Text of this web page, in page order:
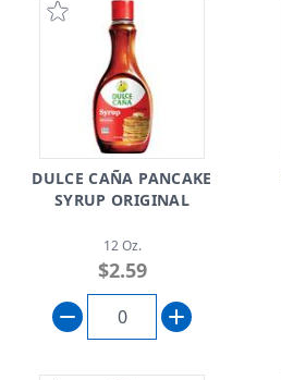
DULCE CAÑA PANCAKE
SYRUP ORIGINAL
12 Oz.
$2.59